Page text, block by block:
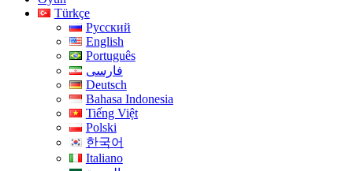
Türkçe
Русский
English
Português
فارسی
Deutsch
Bahasa Indonesia
Tiếng Việt
Polski
한국어
Italiano